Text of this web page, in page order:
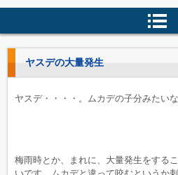
ヤスデの大量発生
ヤスデ・・・・。ムカデの子分みたいな
梅雨時とか、まれに、大量発生をする